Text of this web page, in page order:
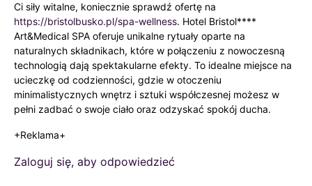
Ci siły witalne, koniecznie sprawdź ofertę na
https://bristolbusko.pl/spa-wellness. Hotel Bristol****
Art&Medical SPA oferuje unikalne rytuały oparte na
naturalnych składnikach, które w połączeniu z nowoczesną
technologią dają spektakularne efekty. To idealne miejsce na
ucieczkę od codzienności, gdzie w otoczeniu
minimalistycznych wnętrz i sztuki współczesnej możesz w
pełni zadbać o swoje ciało oraz odzyskać spokój ducha.
+Reklama+
Zaloguj się, aby odpowiedzieć